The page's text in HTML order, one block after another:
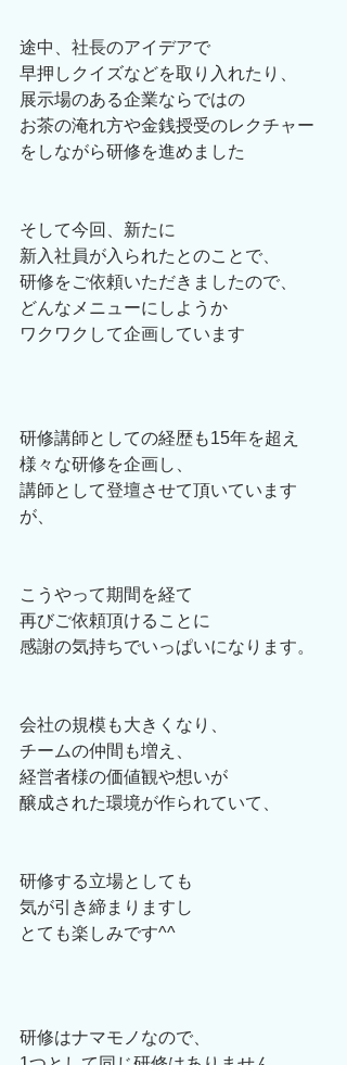
途中、社長のアイデアで
早押しクイズなどを取り入れたり、
展示場のある企業ならではの
お茶の淹れ方や金銭授受のレクチャー
をしながら研修を進めました
そして今回、新たに
新入社員が入られたとのことで、
研修をご依頼いただきましたので、
どんなメニューにしようか
ワクワクして企画しています
研修講師としての経歴も15年を超え
様々な研修を企画し、
講師として登壇させて頂いています
が、
こうやって期間を経て
再びご依頼頂けることに
感謝の気持ちでいっぱいになります。
会社の規模も大きくなり、
チームの仲間も増え、
経営者様の価値観や想いが
醸成された環境が作られていて、
研修する立場としても
気が引き締まりますし
とても楽しみです^^
研修はナマモノなので、